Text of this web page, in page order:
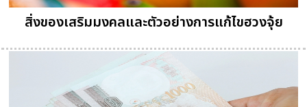
สิ่งของเสริมมงคลและตัวอย่างการแก้ไขฮวงจุ้ย